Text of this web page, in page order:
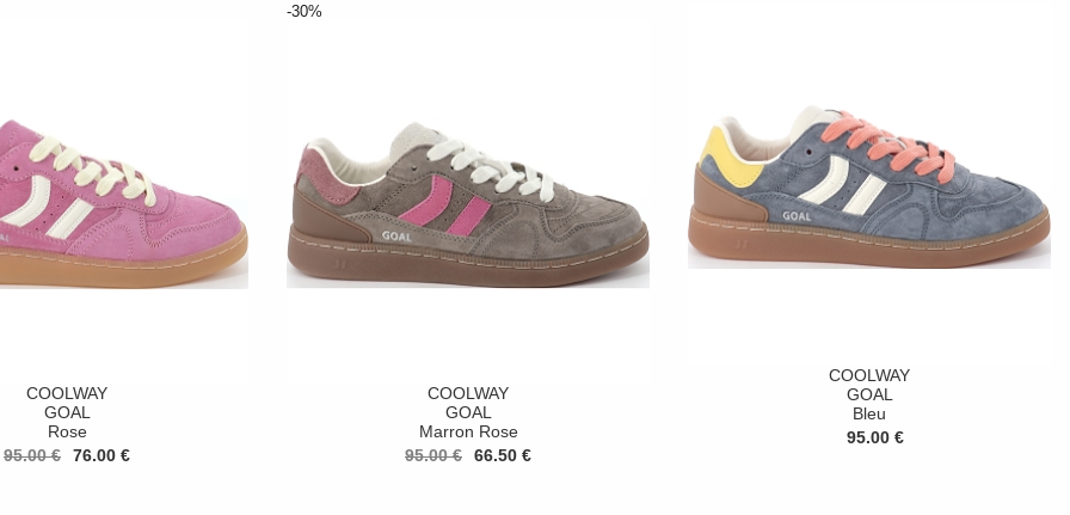
COOLWAY
GOAL
Rose
95.00 €
76.00 €
-30%
COOLWAY
GOAL
Marron Rose
95.00 €
66.50 €
COOLWAY
GOAL
Bleu
95.00 €